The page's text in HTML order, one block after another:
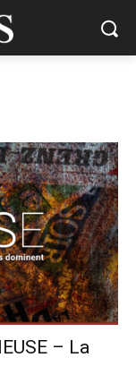
– La